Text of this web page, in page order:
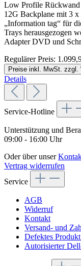
Low Profile Rückwand
12G Backplane mit 3
„Information tag“ für
Trays herausgezogen
Adapter DVD und
Regulärer Preis:
Preise inkl. MwSt. zzgl.
Details
Service-Hotline
Unterstützung und
09:00 - 16:00 Uhr
Oder über unser
Vertrag widerrufen
Service
AGB
Widerruf
Kontakt
Versand- und
Defektes
Autorisierter